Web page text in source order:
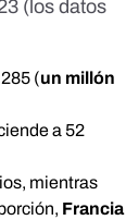
(los datos
(un millón
a 52
mientras
Francia